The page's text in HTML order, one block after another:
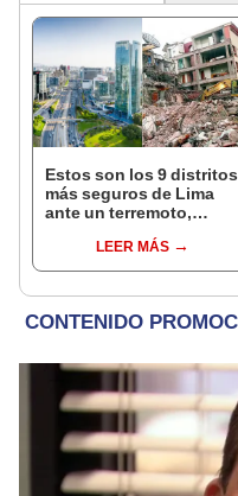
Estos son los 9 distritos
más seguros de Lima
ante un terremoto,
LEER MÁS